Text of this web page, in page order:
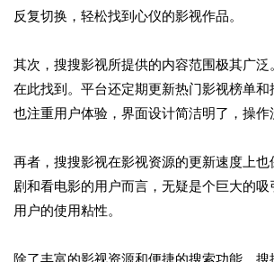
反复切换，轻松找到心仪的影视作品。
其次，搜搜影视所提供的内容范围极其广
在此找到。平台还定期更新热门影视榜单
也注重用户体验，界面设计简洁明了，操
再者，搜搜影视在影视资源的更新速度上
剧和看电影的用户而言，无疑是个巨大的
用户的使用粘性。
除了丰富的影视资源和便捷的搜索功能，